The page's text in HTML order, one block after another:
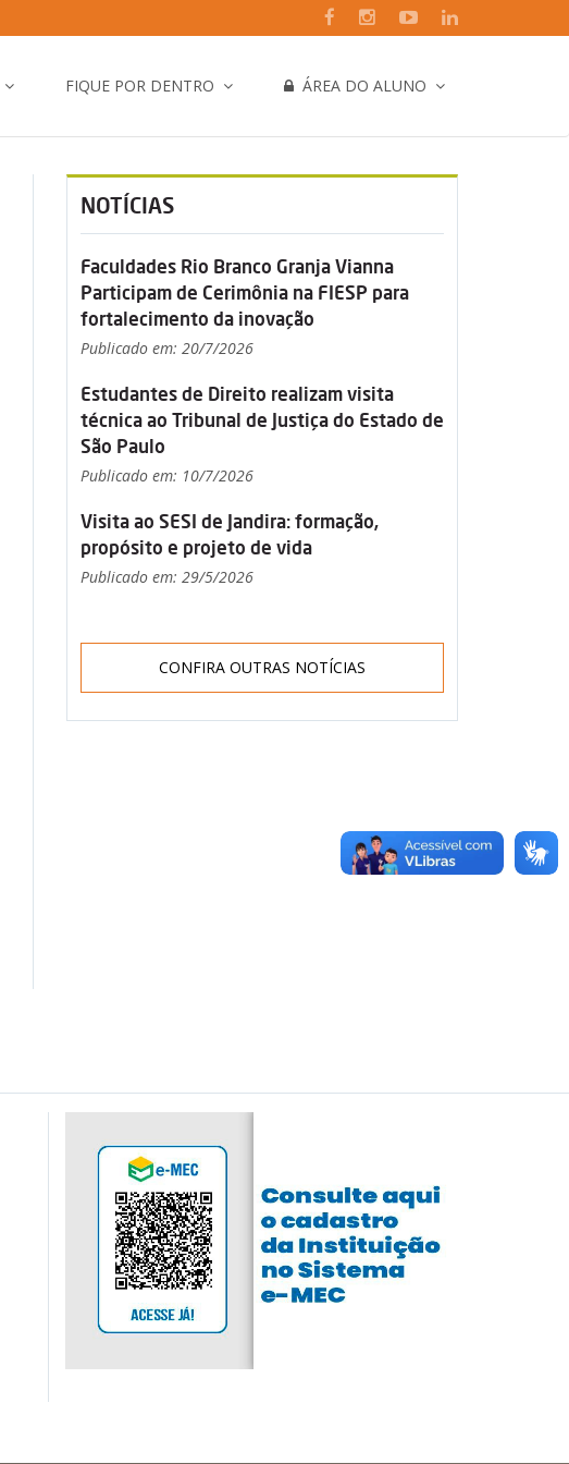
FIQUE POR DENTRO ÁREA DO ALUNO
NOTÍCIAS
Faculdades Rio Branco Granja Vianna
Participam de Cerimônia na FIESP para
fortalecimento da inovação
Publicado em: 20/7/2026
Estudantes de Direito realizam visita
técnica ao Tribunal de Justiça do Estado de
São Paulo
Publicado em: 10/7/2026
Visita ao SESI de Jandira: formação,
propósito e projeto de vida
Publicado em: 29/5/2026
CONFIRA OUTRAS NOTÍCIAS